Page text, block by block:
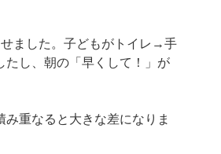
ました。子どもがトイレ→手
たし、朝の「早くして！」が
重なると大きな差になりま